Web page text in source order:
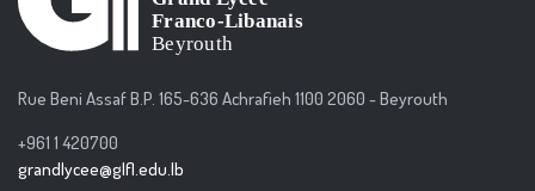
Rue Beni Assaf B.P. 165-636 Achrafieh 1100 2060 - Beyrouth
+961 1 420700
grandlycee@glfl.edu.lb